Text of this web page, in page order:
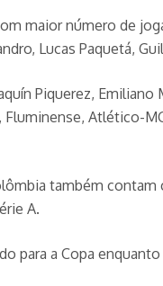
maior número de
Lucas Paquetá,
Piquerez,
Atlético-
também
A.
para a Copa